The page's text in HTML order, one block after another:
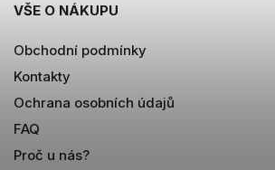
VŠE O NÁKUPU
Obchodní podmínky
Kontakty
Ochrana osobních údajů
FAQ
Proč u nás?